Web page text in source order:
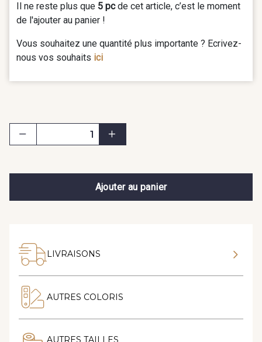
Il ne reste plus que 5 pcde cet article, c’est le moment
de l'ajouter au panier !
Vous souhaitez une quantité plus importante ? Ecrivez-
nous vos souhaits ici
Ajouter au panier
LIVRAISONS
AUTRES COLORIS
AUTRES TAILLES